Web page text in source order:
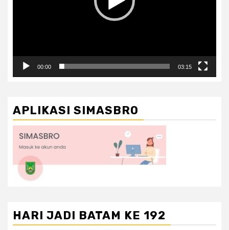
00:00 03:15
APLIKASI SIMASBRO
HARI JADI BATAM KE 192